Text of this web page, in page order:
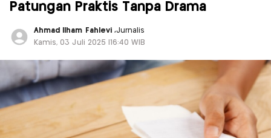
Patungan Praktis Tanpa Drama
Ahmad Ilham Fahlevi ,Jurnalis
Kamis, 03 Juli 2025 |16:40 WIB